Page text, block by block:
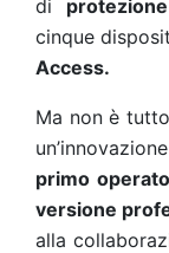
di
cinque
Access.
Ma non è
primo
versione
alla